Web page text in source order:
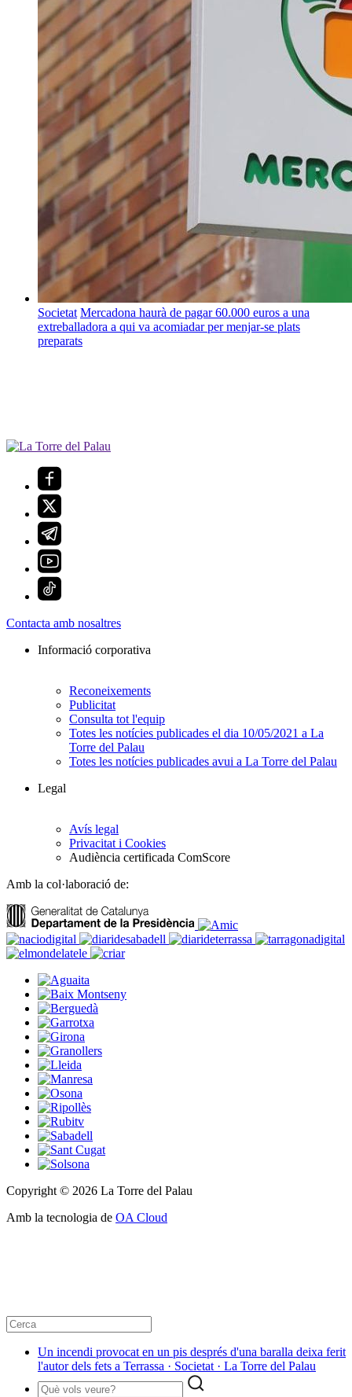
Societat Mercadona haurà de pagar 60.000 euros a una
extreballadora a qui va acomiadar per menjar-se plats
preparats
Contacta amb nosaltres
Informació corporativa
Reconeixements
Publicitat
Consulta tot l'equip
Totes les notícies publicades el dia 10/05/2021 a La
Torre del Palau
Totes les notícies publicades avui a La Torre del Palau
Legal
Avís legal
Privacitat i Cookies
Audiència certificada ComScore
Amb la col·laboració de:
Copyright © 2026 La Torre del Palau
Amb la tecnologia de OA Cloud
Un incendi provocat en un pis després d'una baralla deixa ferit
l'autor dels fets a Terrassa · Societat · La Torre del Palau